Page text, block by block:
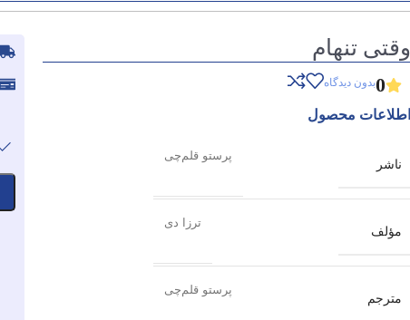
وقتی تنهام
0بدون دیدگاه
اطلاعات محصول
ناشر
پرستو قلم‌چی
مؤلف
ترزا دی
مترجم
پرستو قلم‌چی